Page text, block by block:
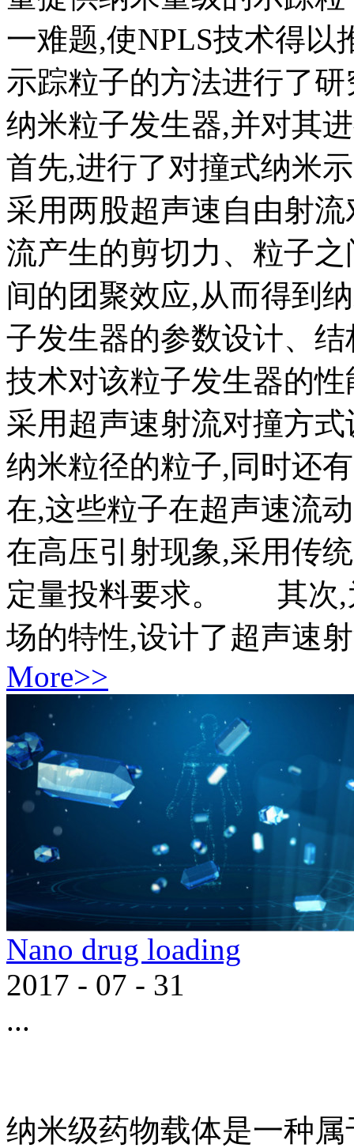
一难题,使NPLS技术得以
示踪粒子的方法进行了
纳米粒子发生器,并对其
首先,进行了对撞式纳米
采用两股超声速自由射
流产生的剪切力、粒子
间的团聚效应,从而得到
子发生器的参数设计、
技术对该粒子发生器的
采用超声速射流对撞方
纳米粒径的粒子,同时还
在,这些粒子在超声速流
在高压引射现象,采用传
定量投料要求。 其次,
场的特性,设计了超声速
More>>
Nano drug loading
2017 - 07 - 31
...
纳米级药物载体是一种